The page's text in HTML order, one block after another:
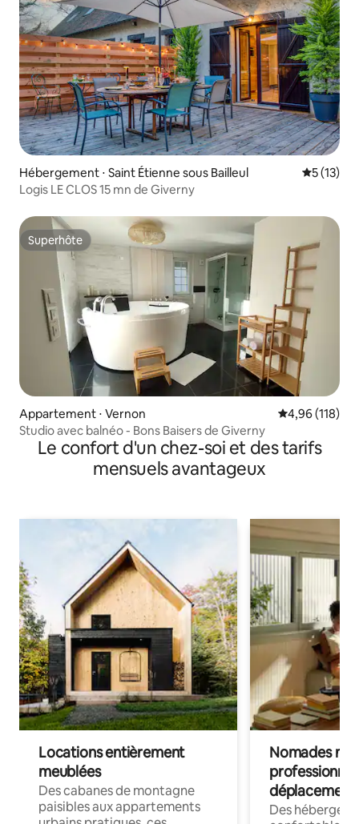
Hébergement ⋅ Saint Étienne sous Bailleul
5 (13)
Logis LE CLOS 15 mn de Giverny
Superhôte
Superhôte
Appartement ⋅ Vernon Évaluation
4,96 (118)
Studio avec balnéo - Bons Baisers de Giverny
Le confort d'un chez-soi et des tarifs
mensuels avantageux
Locations entièrement
meublées
Des cabanes de montagne
paisibles aux appartements
Nomades
déplacement
Des